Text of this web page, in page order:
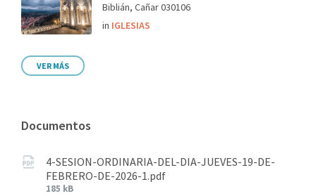
Biblián, Cañar 030106
in IGLESIAS
VER MÁS
Documentos
4-SESION-ORDINARIA-DEL-DIA-JUEVES-19-DE-
FEBRERO-DE-2026-1.pdf
185 kB